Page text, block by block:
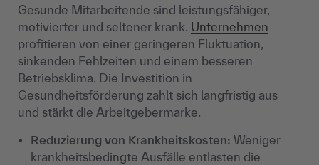
Gesunde Mitarbeitende sind leistungsfähiger,
motivierter und seltener krank. Unternehmen
profitieren von einer geringeren Fluktuation,
sinkenden Fehlzeiten und einem besseren
Betriebsklima. Die Investition in
Gesundheitsförderung zahlt sich langfristig aus
und stärkt die Arbeitgebermarke.
Reduzierung von Krankheitskosten: Weniger
krankheitsbedingte Ausfälle entlasten die